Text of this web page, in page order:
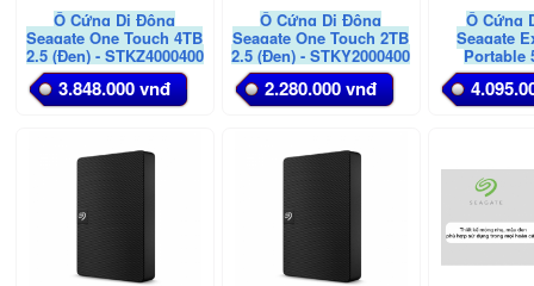
Ổ Cứng Di Động
Seagate One Touch 4TB
2.5 (Đen) - STKZ4000400
3.848.000 vnđ
Ổ Cứng Di Động
Seagate One Touch 2TB
2.5 (Đen) - STKY2000400
2.280.000 vnđ
Ổ Cứng
Seagate
Portable